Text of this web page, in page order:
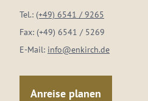
Tel.: (+49) 6541 / 9265
Fax: (+49) 6541 / 5269
E-Mail: info@enkirch.de
Anreise planen